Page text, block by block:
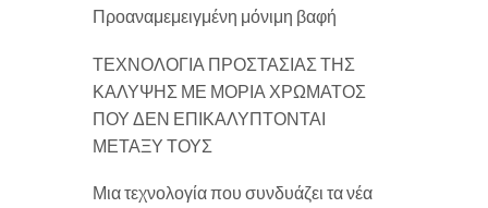
Προαναμεμειγμένη μόνιμη βαφή
ΤΕΧΝΟΛΟΓΙΑ ΠΡΟΣΤΑΣΙΑΣ ΤΗΣ
ΚΑΛΥΨΗΣ ΜΕ ΜΟΡΙΑ ΧΡΩΜΑΤΟΣ
ΠΟΥ ΔΕΝ ΕΠΙΚΑΛΥΠΤΟΝΤΑΙ
ΜΕΤΑΞΥ ΤΟΥΣ
Μια τεχνολογία που συνδυάζει τα νέα